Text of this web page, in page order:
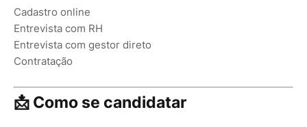
Cadastro online
Entrevista com RH
Entrevista com gestor direto
Contratação
📩 Como se candidatar